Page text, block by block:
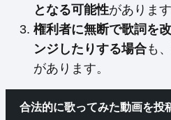
となる可能性があります
権利者に無断で歌詞を
ンジしたりする場合も
があります。
合法的に歌ってみた動画を投